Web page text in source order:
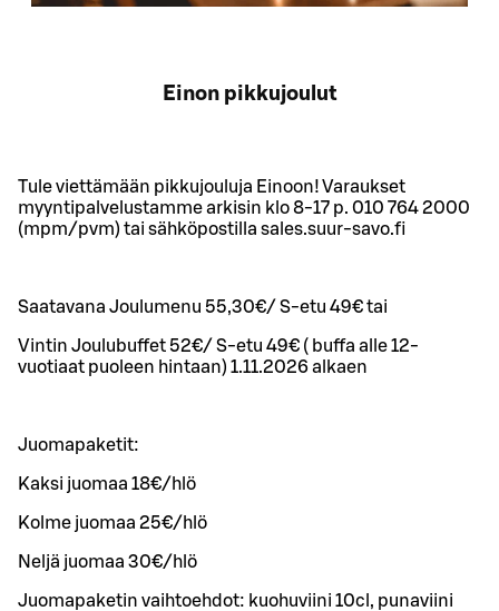
Einon pikkujoulut
Tule viettämään pikkujouluja Einoon! Varaukset
myyntipalvelustamme arkisin klo 8-17 p. 010 764 2000
(mpm/pvm) tai sähköpostilla sales.suur-savo.fi
Saatavana Joulumenu 55,30€/ S-etu 49€ tai
Vintin Joulubuffet 52€/ S-etu 49€ ( buffa alle 12-
vuotiaat puoleen hintaan) 1.11.2026 alkaen
Juomapaketit:
Kaksi juomaa 18€/hlö
Kolme juomaa 25€/hlö
Neljä juomaa 30€/hlö
Juomapaketin vaihtoehdot: kuohuviini 10cl, punaviini